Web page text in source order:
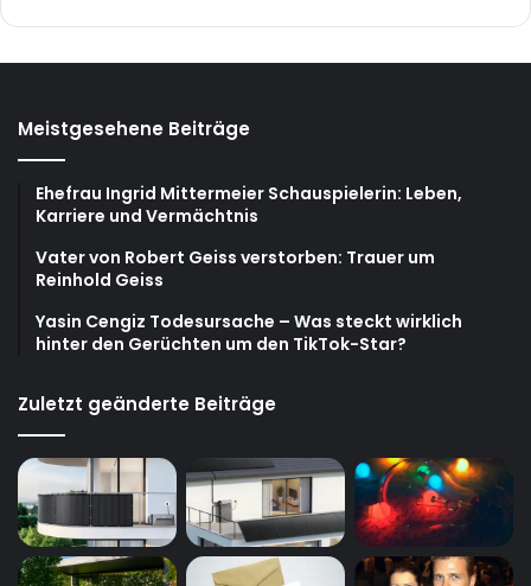
Meistgesehene Beiträge
Ehefrau Ingrid Mittermeier Schauspielerin: Leben,
Karriere und Vermächtnis
Vater von Robert Geiss verstorben: Trauer um
Reinhold Geiss
Yasin Cengiz Todesursache – Was steckt wirklich
hinter den Gerüchten um den TikTok-Star?
Zuletzt geänderte Beiträge